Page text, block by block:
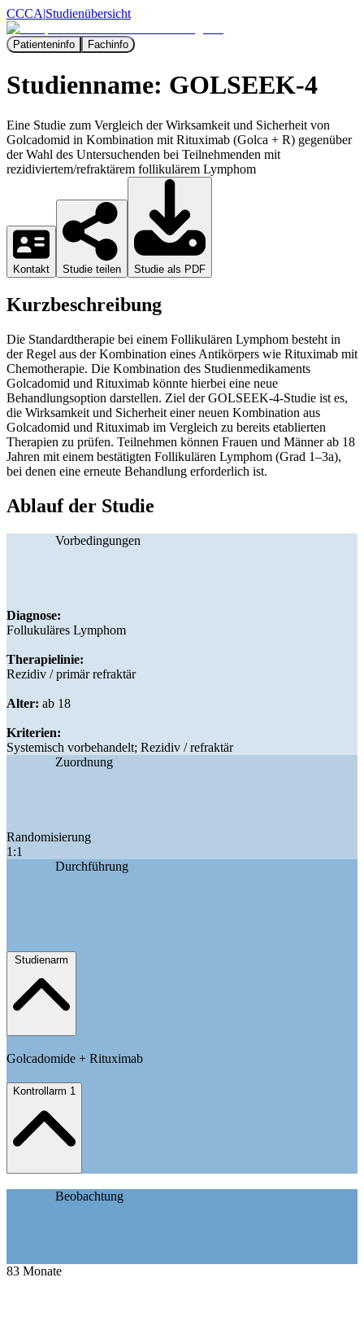
CCCA|Studienübersicht
Patienteninfo Fachinfo
Studienname: GOLSEEK-4
Eine Studie zum Vergleich der Wirksamkeit und Sicherheit von
Golcadomid in Kombination mit Rituximab (Golca + R) gegenüber
der Wahl des Untersuchenden bei Teilnehmenden mit
rezidiviertem/refraktärem follikulärem Lymphom
Kontakt Studie teilen Studie als PDF
Kurzbeschreibung
Die Standardtherapie bei einem Follikulären Lymphom besteht in
der Regel aus der Kombination eines Antikörpers wie Rituximab mit
Chemotherapie. Die Kombination des Studienmedikaments
Golcadomid und Rituximab könnte hierbei eine neue
Behandlungsoption darstellen. Ziel der GOLSEEK-4-Studie ist es,
die Wirksamkeit und Sicherheit einer neuen Kombination aus
Golcadomid und Rituximab im Vergleich zu bereits etablierten
Therapien zu prüfen. Teilnehmen können Frauen und Männer ab 18
Jahren mit einem bestätigten Follikulären Lymphom (Grad 1–3a),
bei denen eine erneute Behandlung erforderlich ist.
Ablauf der Studie
Vorbedingungen
Diagnose:
Follukuläres Lymphom
Therapielinie:
Rezidiv / primär refraktär
Alter: ab 18
Kriterien:
Systemisch vorbehandelt; Rezidiv / refraktär
Zuordnung
Randomisierung
1:1
Durchführung
Golcadomide + Rituximab
Kontrollarm 1
Beobachtung
83 Monate